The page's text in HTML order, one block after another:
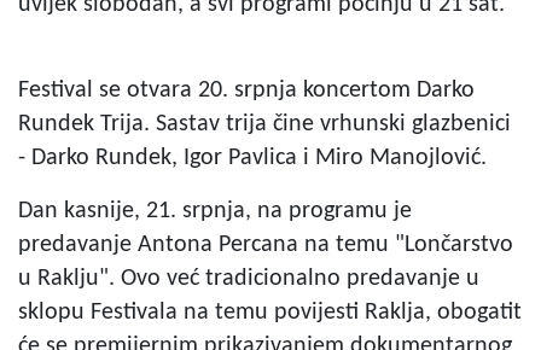
Festival se otvara 20. srpnja koncertom Darko
Rundek Trija. Sastav trija čine vrhunski glazbenici
- Darko Rundek, Igor Pavlica i Miro Manojlović.
Dan kasnije, 21. srpnja, na programu je
predavanje Antona Percana na temu "Lončarstvo
u Raklju". Ovo već tradicionalno predavanje u
sklopu Festivala na temu povijesti Raklja, obogatit